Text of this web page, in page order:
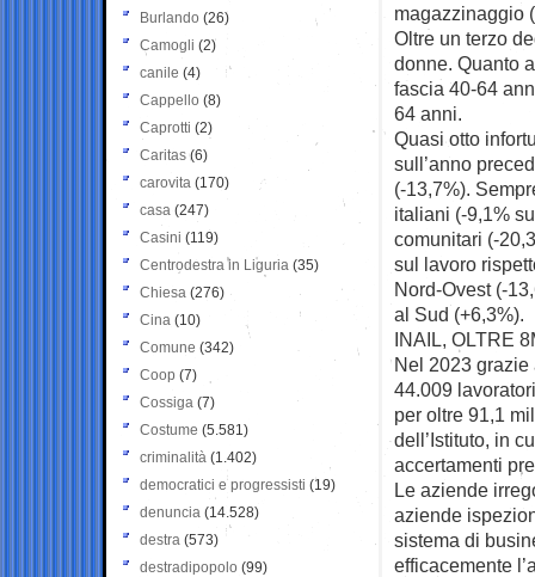
magazzinaggio
Oltre un terzo
donne. Quanto
fascia 40-64
64 anni.
Quasi otto
sull’anno
(-13,7%).
italiani (-9,1%
comunitari (-
sul lavoro
Nord-Ovest (-
al Sud (+6,3%).
INAIL, OLTRE
Nel 2023
44.009
per oltre 91,1
dell’Istituto, in
accertamenti
Le aziende
aziende
sistema di
efficacemente
Burlando (26)
Camogli (2)
canile (4)
Cappello (8)
Caprotti (2)
Caritas (6)
carovita (170)
casa (247)
Casini (119)
Centrodestra in Liguria (35)
Chiesa (276)
Cina (10)
Comune (342)
Coop (7)
Cossiga (7)
Costume (5.581)
criminalità (1.402)
democratici e progressisti (19)
denuncia (14.528)
destra (573)
destradipopolo (99)